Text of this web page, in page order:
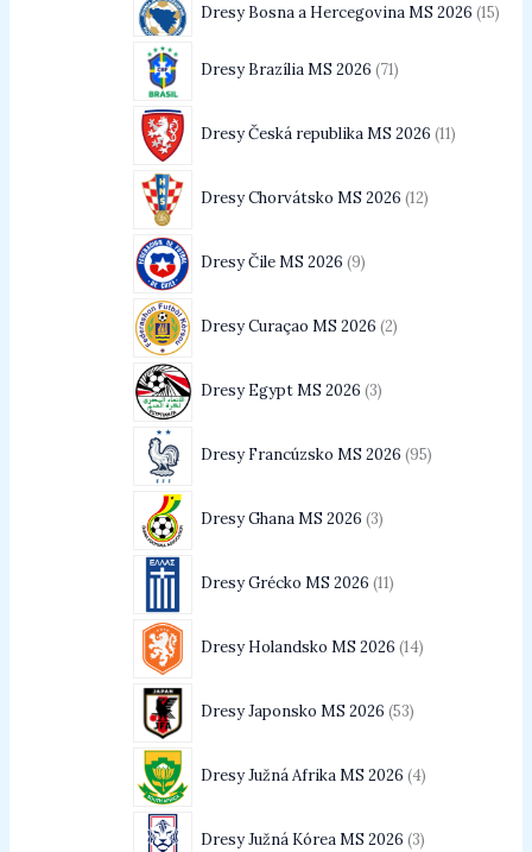
Dresy Bosna a Hercegovina MS 2026 15
Dresy Brazília MS 2026 71
Dresy Česká republika MS 2026 11
Dresy Chorvátsko MS 2026 12
Dresy Čile MS 2026 9
Dresy Curaçao MS 2026 2
Dresy Egypt MS 2026 3
Dresy Francúzsko MS 2026 95
Dresy Ghana MS 2026 3
Dresy Grécko MS 2026 11
Dresy Holandsko MS 2026 14
Dresy Japonsko MS 2026 53
Dresy Južná Afrika MS 2026 4
Dresy Južná Kórea MS 2026 3